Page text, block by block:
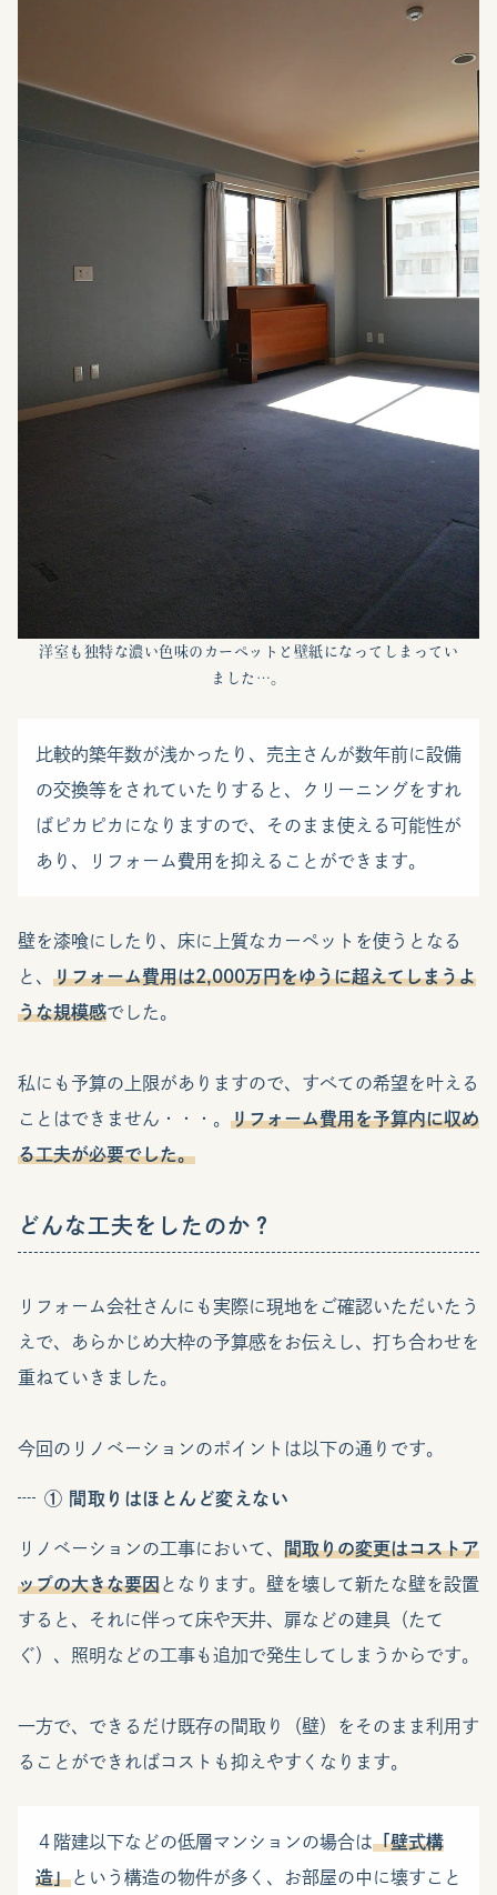
洋室も独特な濃い色味のカーペットと壁紙になってしまってい
ました…。
比較的築年数が浅かったり、売主さんが数年前に設備
の交換等をされていたりすると、クリーニングをすれ
ばピカピカになりますので、そのまま使える可能性が
あり、リフォーム費用を抑えることができます。
壁を漆喰にしたり、床に上質なカーペットを使うとなる
と、 リフォーム費用は2,000万円をゆうに超えてしまうよ
うな規模感でした。
私にも予算の上限がありますので、すべての希望を叶える
ことはできません・・・。 リフォーム費用を予算内に収め
る工夫が必要でした。
どんな工夫をしたのか？
リフォーム会社さんにも実際に現地をご確認いただいたう
えで、あらかじめ大枠の予算感をお伝えし、打ち合わせを
重ねていきました。
今回のリノベーションのポイントは以下の通りです。
① 間取りはほとんど変えない
リノベーションの工事において、 間取りの変更はコストア
ップの大きな要因となります。壁を壊して新たな壁を設置
すると、それに伴って床や天井、扉などの建具（たて
ぐ）、照明などの工事も追加で発生してしまうからです。
一方で、できるだけ既存の間取り（壁）をそのまま利用す
ることができればコストも抑えやすくなります。
４階建以下などの低層マンションの場合は「壁式構
造」という構造の物件が多く、お部屋の中に壊すこと